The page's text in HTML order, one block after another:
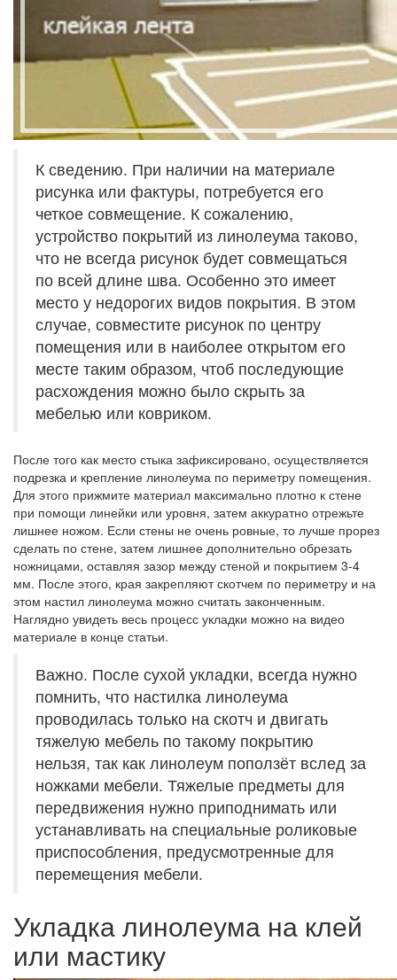
К сведению. При наличии на материале
рисунка или фактуры, потребуется его
четкое совмещение. К сожалению,
устройство покрытий из линолеума таково,
что не всегда рисунок будет совмещаться
по всей длине шва. Особенно это имеет
место у недорогих видов покрытия. В этом
случае, совместите рисунок по центру
помещения или в наиболее открытом его
месте таким образом, чтоб последующие
расхождения можно было скрыть за
мебелью или ковриком.
После того как место стыка зафиксировано, осуществляется
подрезка и крепление линолеума по периметру помещения.
Для этого прижмите материал максимально плотно к стене
при помощи линейки или уровня, затем аккуратно отрежьте
лишнее ножом. Если стены не очень ровные, то лучше прорез
сделать по стене, затем лишнее дополнительно обрезать
ножницами, оставляя зазор между стеной и покрытием 3-4
мм. После этого, края закрепляют скотчем по периметру и на
этом настил линолеума можно считать законченным.
Наглядно увидеть весь процесс укладки можно на видео
материале в конце статьи.
Важно. После сухой укладки, всегда нужно
помнить, что настилка линолеума
проводилась только на скотч и двигать
тяжелую мебель по такому покрытию
нельзя, так как линолеум поползёт вслед за
ножками мебели. Тяжелые предметы для
передвижения нужно приподнимать или
устанавливать на специальные роликовые
приспособления, предусмотренные для
перемещения мебели.
Укладка линолеума на клей
или мастику